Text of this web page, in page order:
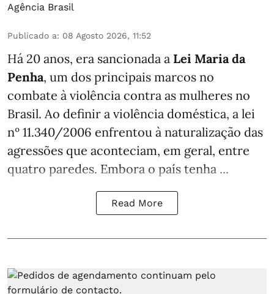
Agência Brasil
Publicado a: 08 Agosto 2026, 11:52
Há 20 anos, era sancionada a Lei Maria da
Penha, um dos principais marcos no
combate à violência contra as mulheres no
Brasil. Ao definir a violência doméstica, a lei
nº 11.340/2006 enfrentou à naturalização das
agressões que aconteciam, em geral, entre
quatro paredes. Embora o país tenha ...
Read More